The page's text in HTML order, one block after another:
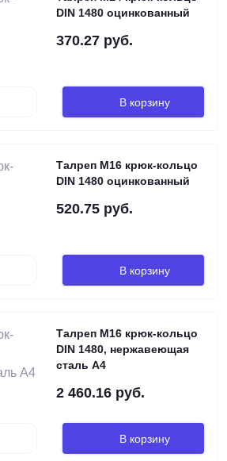
DIN 1480 оцинкованный
370.27 руб.
В корзину
Талреп М16 крюк-кольцо
DIN 1480 оцинкованный
520.75 руб.
В корзину
Талреп М16 крюк-кольцо
DIN 1480, нержавеющая
сталь А4
2 460.16 руб.
В корзину